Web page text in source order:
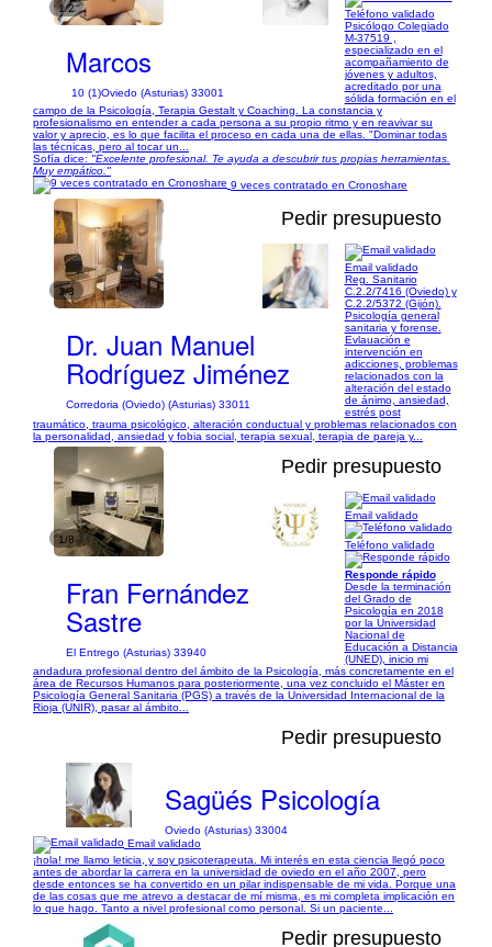
1/2
Marcos
10 (1)Oviedo (Asturias) 33001
Teléfono validado
Psicólogo Colegiado
M-37519 ,
especializado en el
acompañamiento de
jóvenes y adultos,
acreditado por una
sólida formación en el
campo de la Psicología, Terapia Gestalt y Coaching. La constancia y
profesionalismo en entender a cada persona a su propio ritmo y en reavivar su
valor y aprecio, es lo que facilita el proceso en cada una de ellas. "Dominar todas
las técnicas, pero al tocar un...
Sofía dice: "Excelente profesional. Te ayuda a descubrir tus propias herramientas.
Muy empático."
9 veces contratado en Cronoshare
1/3
Pedir presupuesto
Dr. Juan Manuel
Rodríguez Jiménez
Corredoria (Oviedo) (Asturias) 33011
Email validado
Reg. Sanitario
C.2.2/7416 (Oviedo) y
C.2.2/5372 (Gijón).
Psicología general
sanitaria y forense.
Evlauación e
intervención en
adicciones, problemas
relacionados con la
alteración del estado
de ánimo, ansiedad,
estrés post
traumático, trauma psicológico, alteración conductual y problemas relacionados con
la personalidad, ansiedad y fobia social, terapia sexual, terapia de pareja y...
1/8
Pedir presupuesto
Fran Fernández
Sastre
El Entrego (Asturias) 33940
Email validado
Teléfono validado
Responde rápido
Desde la terminación
del Grado de
Psicología en 2018
por la Universidad
Nacional de
Educación a Distancia
(UNED), inicio mi
andadura profesional dentro del ámbito de la Psicología, más concretamente en el
área de Recursos Humanos para posteriormente, una vez concluido el Máster en
Psicología General Sanitaria (PGS) a través de la Universidad Internacional de la
Rioja (UNIR), pasar al ámbito...
Pedir presupuesto
Sagüés Psicología
Oviedo (Asturias) 33004
Email validado
¡hola! me llamo leticia, y soy psicoterapeuta. Mi interés en esta ciencia llegó poco
antes de abordar la carrera en la universidad de oviedo en el año 2007, pero
desde entonces se ha convertido en un pilar indispensable de mi vida. Porque una
de las cosas que me atrevo a destacar de mí misma, es mi completa implicación en
lo que hago. Tanto a nivel profesional como personal. Si un paciente...
Pedir presupuesto